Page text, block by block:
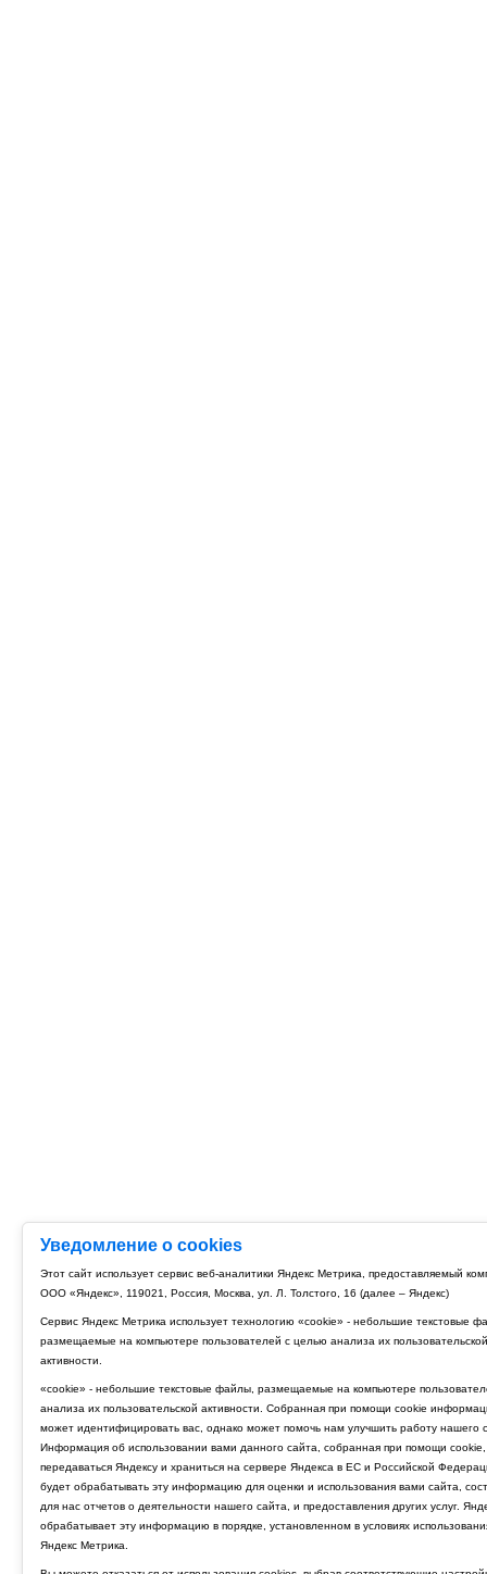
Уведомление о cookies
Этот сайт использует сервис веб-аналитики Яндекс Метрика, предоставляемый
ООО «Яндекс», 119021, Россия, Москва, ул. Л. Толстого, 16 (далее – Яндекс)
Сервис Яндекс Метрика использует технологию «cookie» - небольшие текстовые
размещаемые на компьютере пользователей с целью анализа их пользовательской
активности.
«cookie» - небольшие текстовые файлы, размещаемые на компьютере
анализа их пользовательской активности. Собранная при помощи cookie
может идентифицировать вас, однако может помочь нам улучшить работу нашего
Информация об использовании вами данного сайта, собранная при помощи cookie,
передаваться Яндексу и храниться на сервере Яндекса в ЕС и Российской
будет обрабатывать эту информацию для оценки и использования вами сайта,
для нас отчетов о деятельности нашего сайта, и предоставления других услуг.
обрабатывает эту информацию в порядке, установленном в условиях
Яндекс Метрика.